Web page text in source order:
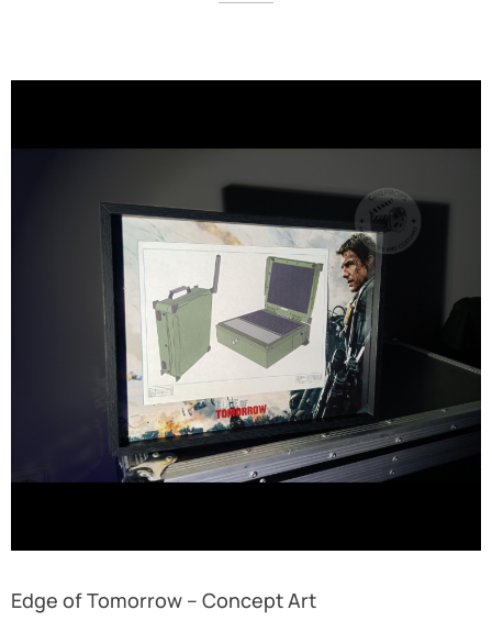
Edge of Tomorrow – Concept Art